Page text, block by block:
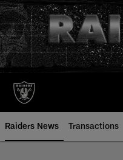
Skip
to
main
content
Raiders News Transactions